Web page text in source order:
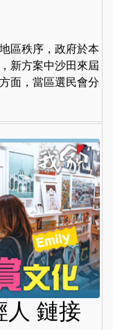
區秩序，政府於本
新方案中沙田來屆
面，當區選民會分
人 鏈接